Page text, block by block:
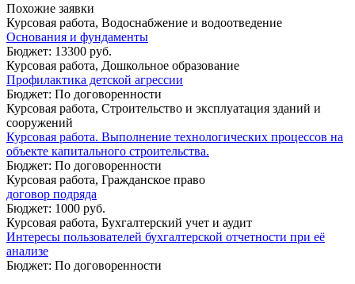
Похожие заявки
Курсовая работа, Водоснабжение и водоотведение
Основания и фундаменты
Бюджет: 13300 руб.
Курсовая работа, Дошкольное образование
Профилактика детской агрессии
Бюджет: По договоренности
Курсовая работа, Строительство и эксплуатация зданий и
сооружений
Курсовая работа. Выполнение технологических процессов на
объекте капитального строительства.
Бюджет: По договоренности
Курсовая работа, Гражданское право
договор подряда
Бюджет: 1000 руб.
Курсовая работа, Бухгалтерский учет и аудит
Интересы пользователей бухгалтерской отчетности при её
анализе
Бюджет: По договоренности